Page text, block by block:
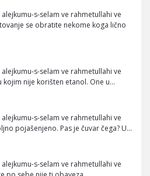
alejkumu-s-selam ve rahmetullahi ve
se obratite nekome koga lično
alejkumu-s-selam ve rahmetullahi ve
kojim nije korišten etanol. One u…
alejkumu-s-selam ve rahmetullahi ve
pojašenjeno. Pas je čuvar čega? U…
alejkumu-s-selam ve rahmetullahi ve